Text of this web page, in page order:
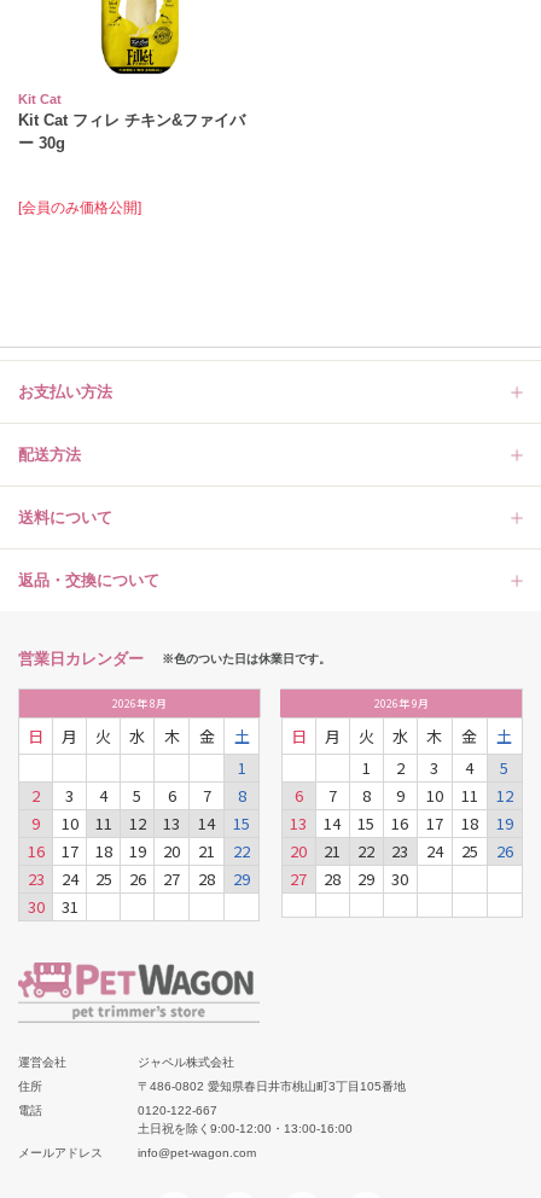
Kit Cat
Kit Cat フィレ チキン&ファイバ
ー 30g
[会員のみ価格公開]
お支払い方法
配送方法
送料について
返品・交換について
営業日カレンダー ※色のついた日は休業日です。
2026年8月
日 月 火 水 木 金
土
1
2
3 4 5 6 7
8
9
10 11 12 13 14
15
16
17 18 19 20 21
22
23
24 25 26 27 28
29
30
31
2026年9月
日 月 火 水 木 金
土
1
2 3 4
5
6
7 8 9 10 11
12
13
14 15 16 17 18
19
20
21 22 23 24 25
26
27
28 29 30
運営会社
ジャペル株式会社
住所
〒486-0802 愛知県春日井市桃山町3丁目105番地
電話
0120-122-667
土日祝を除く9:00-12:00・13:00-16:00
メールアドレス
info@pet-wagon.com